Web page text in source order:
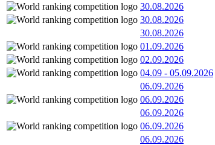
30.08.2026
30.08.2026
30.08.2026
01.09.2026
02.09.2026
04.09 - 05.09.2026
06.09.2026
06.09.2026
06.09.2026
06.09.2026
06.09.2026